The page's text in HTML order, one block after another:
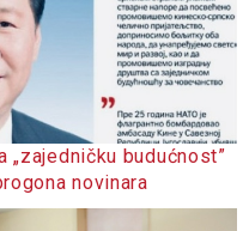
budućnost”
novinara